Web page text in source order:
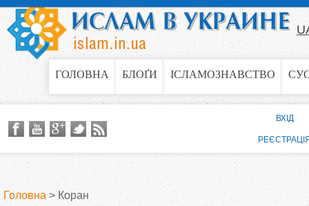
Jump to navigation
ГОЛОВНА БЛОҐИ ІСЛАМОЗНАВСТВО
Головна > Коран
ВХІД